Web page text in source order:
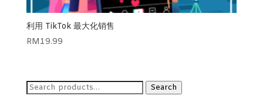
利用 TikTok 最大化销售
RM19.99
Search
Search